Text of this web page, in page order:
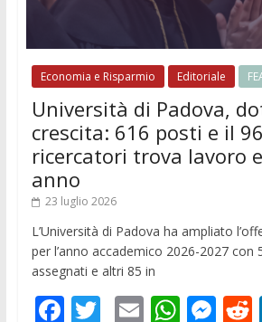
Economia e Risparmio Editoriale
Università di Padova,
crescita: 616 posti e il
ricercatori trova lavoro
anno
23 luglio 2026
L’Università di Padova ha ampliato
per l’anno accademico 2026-2027 con
assegnati e altri 85 in
F T E W M